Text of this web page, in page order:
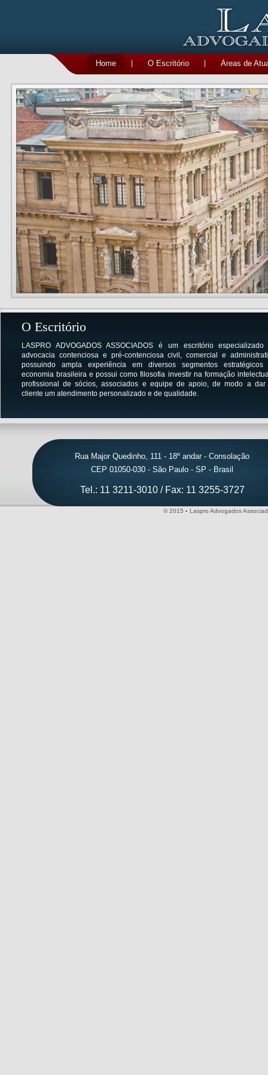
Home O Escritório Áreas de
O Escritório
LASPRO ADVOGADOS ASSOCIADOS é um escritório especializado
advocacia contenciosa e pré-contenciosa civil, comercial e
possuindo ampla experiência em diversos segmentos estratégicos
economia brasileira e possui como filosofia investir na formação
profissional de sócios, associados e equipe de apoio, de modo a dar
cliente um atendimento personalizado e de qualidade.
Rua Major Quedinho, 111 - 18º andar - Consolação
CEP 01050-030 - São Paulo - SP - Brasil
Tel.: 11 3211-3010 / Fax: 11 3255-3727
© 2015 ▪ Laspro Advogados